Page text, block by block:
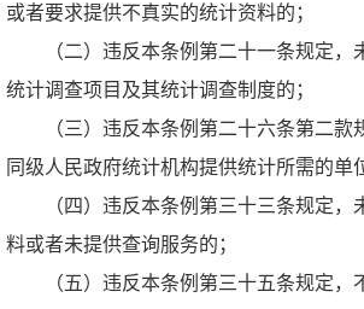
或者要求提供不真实的统计资料的；
（二）违反本条例第二十一条规定，
统计调查项目及其统计调查制度的；
（三）违反本条例第二十六条第二款
同级人民政府统计机构提供统计所需的单
（四）违反本条例第三十三条规定，
料或者未提供查询服务的；
（五）违反本条例第三十五条规定，